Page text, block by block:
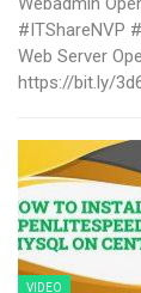
#ITShareNVP
Web Server
https://bit.ly/
VIDEO